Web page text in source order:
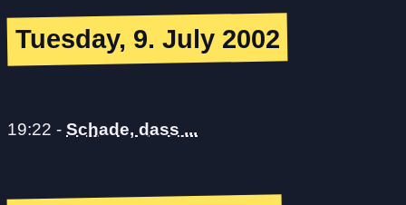
Tuesday, 9. July 2002
19:22 - Schade, dass ...